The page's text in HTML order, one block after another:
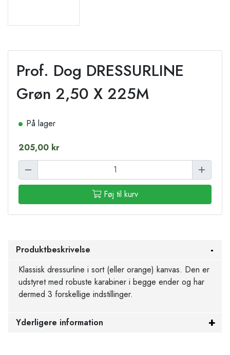
Prof. Dog DRESSURLINE
Grøn 2,50 X 225M
På lager
205,00 kr
Føj til kurv
Produktbeskrivelse
Klassisk dressurline i sort (eller orange) kanvas. Den er
udstyret med robuste karabiner i begge ender og har
dermed 3 forskellige indstillinger.
Yderligere information